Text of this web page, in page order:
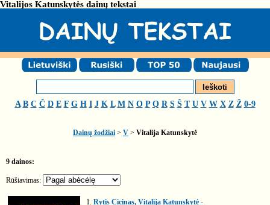
Vitalijos Katunskytės dainų tekstai
A B C Č D E F G H I J K L M N O P Q R S Š T U V W X Z Ž 0-9
Dainų žodžiai > V > Vitalija Katunskytė
9 dainos:
Rūšiavimas:
1. Rytis Cicinas, Vitalija Katunskytė -